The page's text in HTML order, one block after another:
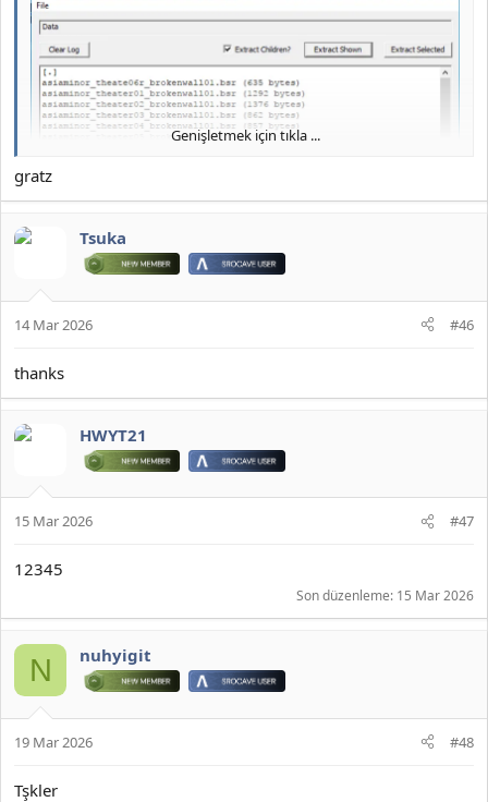
JOYMAX PK2 EXTRACTOR ÇIKARTICI
2026 DOWNLOAD İNDİR:
Genişletmek için tıkla ...
gratz
Tsuka
14 Mar 2026 #46
thanks
HWYT21
15 Mar 2026 #47
12345
Son düzenleme: 15 Mar 2026
N nuhyigit
19 Mar 2026 #48
Tşkler